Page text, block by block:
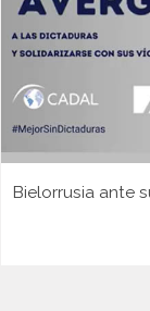
Bielorrusia ante